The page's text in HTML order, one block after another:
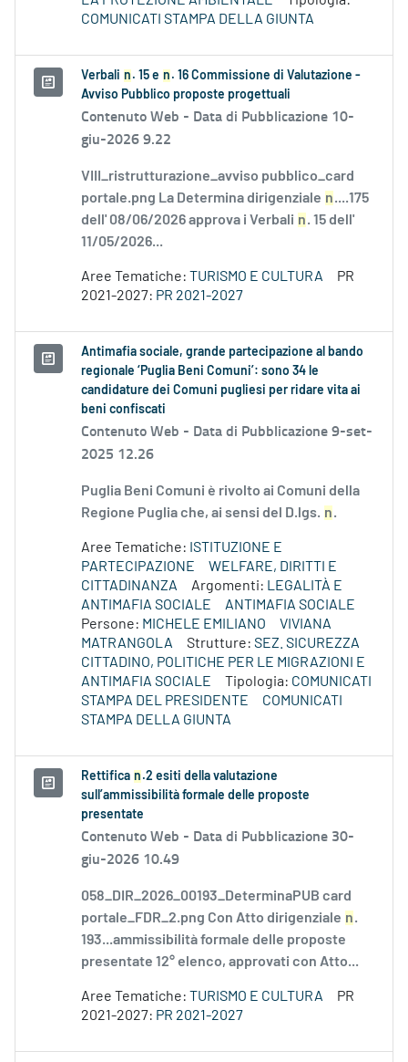
COMUNICATI STAMPA DELLA GIUNTA
Verbali n . 15 e n . 16 Commissione di Valutazione -
Avviso Pubblico proposte progettuali
Contenuto Web - Data di Pubblicazione 10-
giu-2026 9.22
VIII_ristrutturazione_avviso pubblico_card
portale.png La Determina dirigenziale n....175
dell' 08/06/2026 approva i Verbali n. 15 dell'
11/05/2026...
Aree Tematiche: TURISMO E CULTURA
PR
2021-2027: PR 2021-2027
Antimafia sociale, grande partecipazione al bando
regionale ‘Puglia Beni Comuni’: sono 34 le
candidature dei Comuni pugliesi per ridare vita ai
beni confiscati
Contenuto Web - Data di Pubblicazione 9-set-
2025 12.26
Puglia Beni Comuni è rivolto ai Comuni della
Regione Puglia che, ai sensi del D.lgs. n.
Aree Tematiche: ISTITUZIONE E
PARTECIPAZIONE
WELFARE, DIRITTI E
CITTADINANZA
Argomenti: LEGALITÀ E
ANTIMAFIA SOCIALE
ANTIMAFIA SOCIALE
Persone: MICHELE EMILIANO
VIVIANA
MATRANGOLA
Strutture: SEZ. SICUREZZA
CITTADINO, POLITICHE PER LE MIGRAZIONI E
ANTIMAFIA SOCIALE
Tipologia: COMUNICATI
STAMPA DEL PRESIDENTE
COMUNICATI
STAMPA DELLA GIUNTA
Rettifica n .2 esiti della valutazione
sull’ammissibilità formale delle proposte
presentate
Contenuto Web - Data di Pubblicazione 30-
giu-2026 10.49
058_DIR_2026_00193_DeterminaPUB card
portale_FDR_2.png Con Atto dirigenziale n.
193...ammissibilità formale delle proposte
presentate 12° elenco, approvati con Atto...
Aree Tematiche: TURISMO E CULTURA
PR
2021-2027: PR 2021-2027